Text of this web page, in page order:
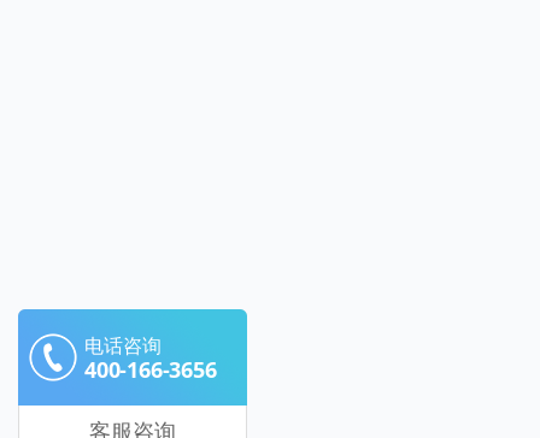
电话咨询
400-166-3656
客服咨询